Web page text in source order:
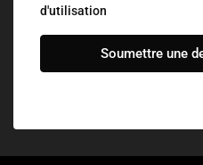
d'utilisation
Soumettre une